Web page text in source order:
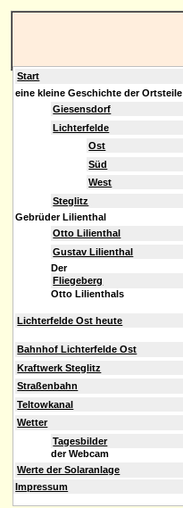
Start
eine kleine Geschichte der Ortsteile
Giesensdorf
Lichterfelde
Ost
Süd
West
Steglitz
Gebrüder Lilienthal
Otto Lilienthal
Gustav Lilienthal
Der
Fliegeberg
Otto Lilienthals
Lichterfelde Ost heute
Bahnhof Lichterfelde Ost
Kraftwerk Steglitz
Straßenbahn
Teltowkanal
Wetter
Tagesbilder
der Webcam
Werte der Solaranlage
Impressum